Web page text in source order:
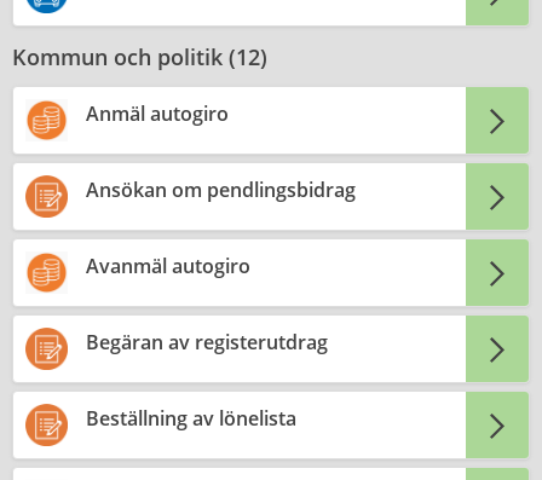
Kommun och politik (12)
Anmäl autogiro
Ansökan om pendlingsbidrag
Avanmäl autogiro
Begäran av registerutdrag
Beställning av lönelista